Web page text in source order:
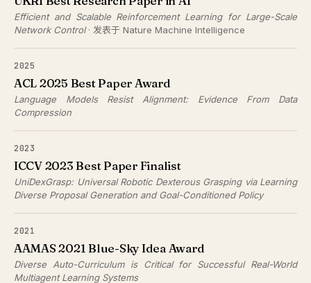
Efficient and Scalable Reinforcement Learning for Large-Scale
Network Control· 发表于 Nature Machine Intelligence
2025
ACL 2025 Best Paper Award
Language Models Resist Alignment: Evidence From Data
Compression
2023
ICCV 2023 Best Paper Finalist
UniDexGrasp: Universal Robotic Dexterous Grasping via Learning
Diverse Proposal Generation and Goal-Conditioned Policy
2021
AAMAS 2021 Blue-Sky Idea Award
Diverse Auto-Curriculum is Critical for Successful Real-World
Multiagent Learning Systems